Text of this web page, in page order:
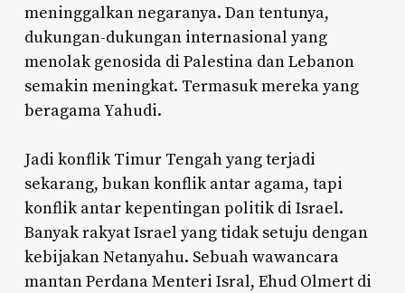
meninggalkan negaranya. Dan tentunya,
dukungan-dukungan internasional yang
menolak genosida di Palestina dan Lebanon
semakin meningkat. Termasuk mereka yang
beragama Yahudi.
Jadi konflik Timur Tengah yang terjadi
sekarang, bukan konflik antar agama, tapi
konflik antar kepentingan politik di Israel.
Banyak rakyat Israel yang tidak setuju dengan
kebijakan Netanyahu. Sebuah wawancara
mantan Perdana Menteri Isral, Ehud Olmert di